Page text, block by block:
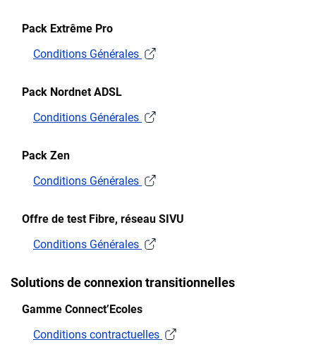
Pack Extrême Pro
Conditions Générales
Pack Nordnet ADSL
Conditions Générales
Pack Zen
Conditions Générales
Offre de test Fibre, réseau SIVU
Conditions Générales
Solutions de connexion transitionnelles
Gamme Connect’Ecoles
Conditions contractuelles